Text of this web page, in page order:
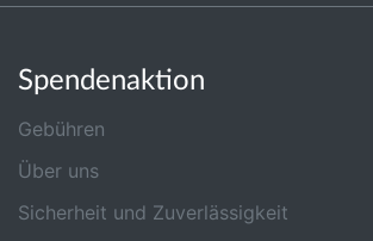
Spendenaktion
Gebühren
Über uns
Sicherheit und Zuverlässigkeit